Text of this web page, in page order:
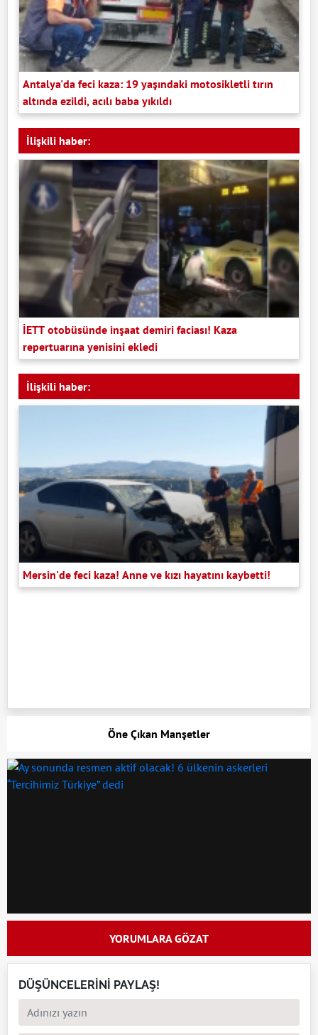
Antalya'da feci kaza: 19 yaşındaki motosikletli tırın
altında ezildi, acılı baba yıkıldı
İlişkili haber:
İETT otobüsünde inşaat demiri faciası! Kaza
repertuarına yenisini ekledi
İlişkili haber:
Mersin'de feci kaza! Anne ve kızı hayatını kaybetti!
Öne Çıkan Manşetler
YORUMLARA GÖZAT
DÜŞÜNCELERİNİ PAYLAŞ!